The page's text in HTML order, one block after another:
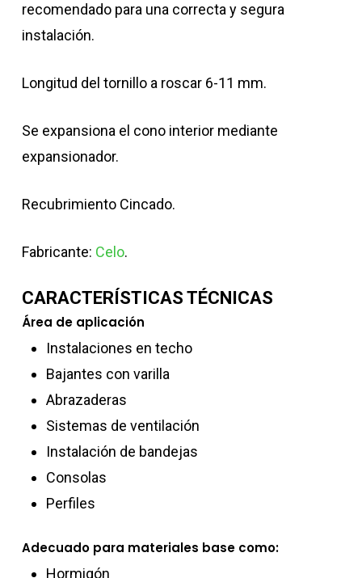
recomendado para una correcta y segura
instalación.
Longitud del tornillo a roscar 6-11 mm.
Se expansiona el cono interior mediante
expansionador.
Recubrimiento Cincado.
Fabricante: Celo.
CARACTERÍSTICAS TÉCNICAS
Área de aplicación
Instalaciones en techo
Bajantes con varilla
Abrazaderas
Sistemas de ventilación
Instalación de bandejas
Consolas
Perfiles
Adecuado para materiales base como:
Hormigón